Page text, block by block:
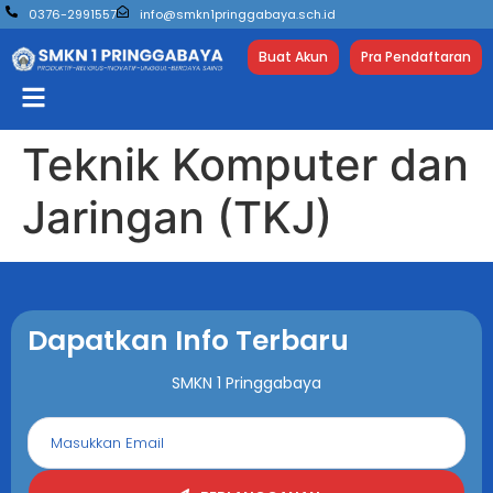
0376-2991557 info@smkn1pringgabaya.sch.id
Buat Akun Pra Pendaftaran
Teknik Komputer dan
Jaringan (TKJ)
Dapatkan Info Terbaru
SMKN 1 Pringgabaya